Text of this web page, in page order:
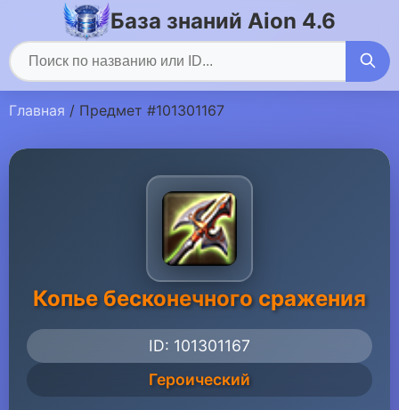
База знаний Aion 4.6
Главная / Предмет #101301167
Копье бесконечного сражения
ID: 101301167
Героический